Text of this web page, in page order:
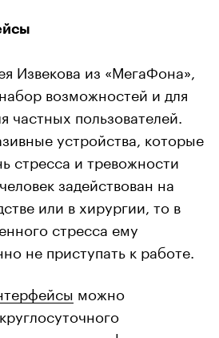
Извекова из «МегаФона»,
возможностей и для
частных пользователей.
устройства, которые
стресса и тревожности
задействован на
или в хирургии, то в
стресса ему
не приступать к работе.
можно